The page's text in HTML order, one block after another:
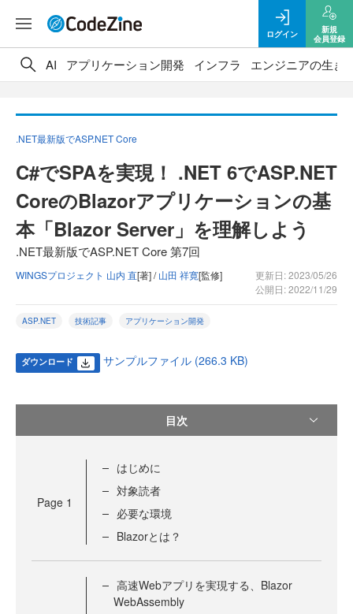
ログイン
新規
会員登録
AI アプリケーション開発 インフラ エンジニアの生き
.NET最新版でASP.NET Core
C#でSPAを実現！ .NET 6でASP.NET
CoreのBlazorアプリケーションの基
本「Blazor Server」を理解しよう
.NET最新版でASP.NET Core 第7回
WINGSプロジェクト 山内 直[著] /山田 祥寛[監修]
更新日: 2023/05/26
公開日: 2022/11/29
ASP.NET 技術記事 アプリケーション開発
ダウンロード サンプルファイル (266.3 KB)
目次
Page 1
はじめに
対象読者
必要な環境
Blazorとは？
高速Webアプリを実現する、Blazor
WebAssembly